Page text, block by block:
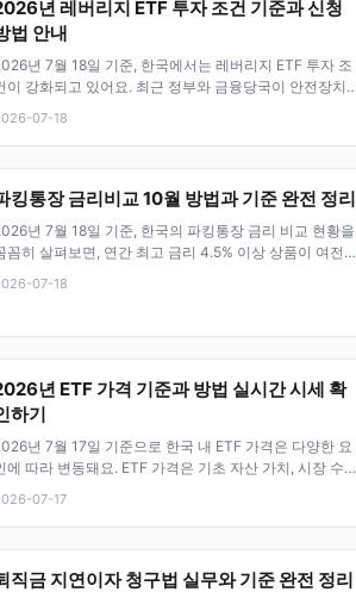
년 레버리지 ETF 투자 조건 기준과 신청
법 안내
년 7월 18일 기준, 한국에서는 레버리지 ETF 투자 조
이 강화되고 있어요. 최근 정부와 금융당국이 안전장치
07-18
킹통장 금리비교 10월 방법과 기준 완전 정리
년 7월 18일 기준, 한국의 파킹통장 금리 비교 현황을
꼼히 살펴보면, 연간 최고 금리 4.5% 이상 상품이 여전히
07-18
년 ETF 가격 기준과 방법 실시간 시세 확
하기
년 7월 17일 기준으로 한국 내 ETF 가격은 다양한 요
에 따라 변동돼요. ETF 가격은 기초 자산 가치, 시장 수요
07-17
직금 지연이자 청구법 실무와 기준 완전 정리